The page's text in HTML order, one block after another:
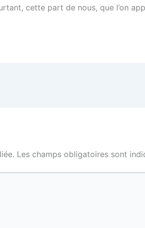
cette part de nous, que l’on
Les champs obligatoires sont